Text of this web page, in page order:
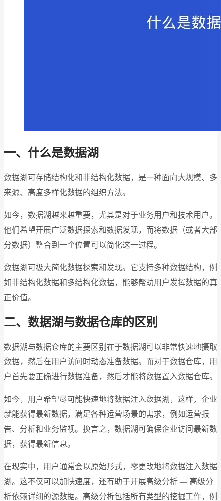
一、什么是数据湖
数据湖可存储结构化和非结构化数据，是一种面向大规模、多
来源、高度多样化数据的组织方法。
如今，数据湖越来越重要，尤其是对于业务用户和技术用户。
他们希望开展广泛数据探索和数据发现，而将数据（或者大部
分数据）整合到一个位置可以简化这一过程。
数据湖可极大简化数据探索和发现。它支持多种数据结构，例
如非结构化数据和多结构化数据，能够帮助用户发挥数据的真
正价值。
二、数据湖与数据仓库的区别
数据湖与数据仓库的主要区别在于数据湖可以非常快速地摄取
数据，然后在用户访问时动态准备数据。而对于数据仓库，用
户首先要正确进行数据准备，然后才能将数据置入数据仓库。
如今，用户希望尽可能快速地将数据注入数据湖，这样，企业
就能获得最新数据，满足各种运营场景的需求，例如运营报
告、分析和业务监视。换言之，数据湖可确保企业访问最新数
据，获得最新信息。
在现实中，用户通常会以原始形式，零更改地将数据注入数据
湖。这不仅可以加快速度，还有助于开展高级分析 — 高级分
析依赖详细的源数据。高级分析包括所有类型的挖掘工作，例